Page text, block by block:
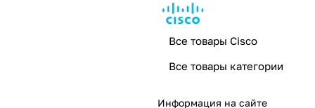
Все товары Cisco
Все товары категории
Информация на сайте